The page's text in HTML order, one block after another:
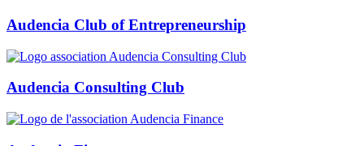
Audencia Club of Entrepreneurship
Audencia Consulting Club